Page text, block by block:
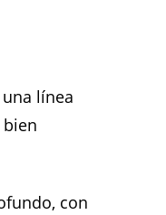
línea
con